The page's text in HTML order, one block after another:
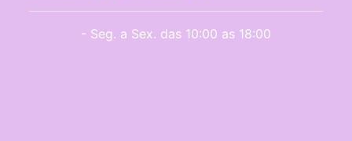
- Seg. a Sex. das 10:00 as 18:00